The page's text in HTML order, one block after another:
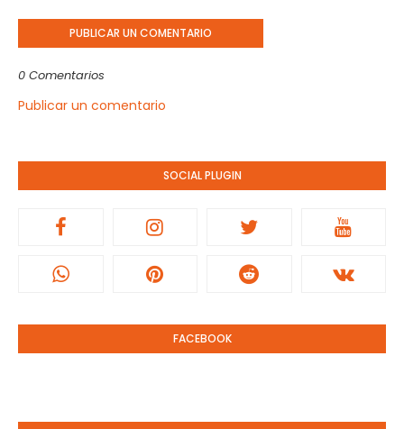
PUBLICAR UN COMENTARIO
0 Comentarios
Publicar un comentario
SOCIAL PLUGIN
FACEBOOK